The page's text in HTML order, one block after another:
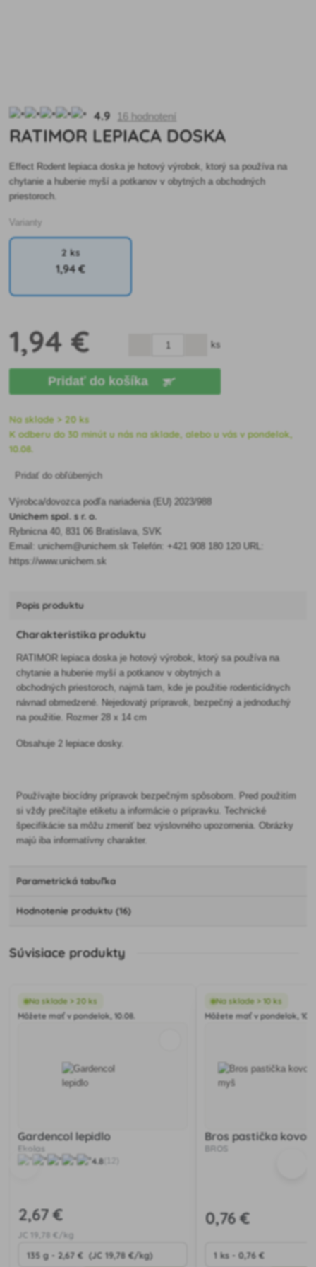
4.9 16 hodnotení
RATIMOR LEPIACA DOSKA
Effect Rodent lepiaca doska je hotový výrobok, ktorý sa používa na
chytanie a hubenie myší a potkanov v obytných a obchodných
priestoroch.
Varianty
2 ks
1,94 €
1,94 € ks
Pridať do košíka
Na sklade > 20 ks
K odberu do 30 minút u nás na sklade, alebo u vás v pondelok,
10.08.
Pridať do obľúbených
Výrobca/dovozca podľa nariadenia (EU) 2023/988
Unichem spol. s r. o.
Rybnicna 40, 831 06 Bratislava, SVK
Email: unichem@unichem.sk Telefón: +421 908 180 120 URL:
https://www.unichem.sk
Popis produktu
Charakteristika produktu
RATIMOR lepiaca doska je hotový výrobok, ktorý sa používa na
chytanie a hubenie myší a potkanov v obytných a
obchodných priestoroch, najmä tam, kde je použitie rodenticídnych
návnad obmedzené. Nejedovatý prípravok, bezpečný a jednoduchý
na použitie. Rozmer 28 x 14 cm
Obsahuje 2 lepiace dosky.
Používajte biocídny prípravok bezpečným spôsobom. Pred použitím
si vždy prečítajte etiketu a informácie o prípravku. Technické
špecifikácie sa môžu zmeniť bez výslovného upozornenia. Obrázky
majú iba informatívny charakter.
Parametrická tabuľka
Hodnotenie produktu (16)
Súvisiace produkty
Na sklade > 20 ks
Môžete mať v pondelok, 10.08.
Gardencol lepidlo
Ekolas
4.8
2,67 €
19 ,78 €/kg
Na sklade > 10 ks
Môžete mať v pondelok,
Bros pastička
BROS
0,76 €